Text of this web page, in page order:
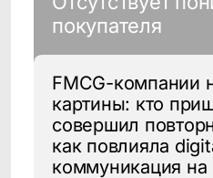
Отсутствие
Оценка ROI промо-
ретаргетинга или
часто невозможна или
неточная из-за
данных.